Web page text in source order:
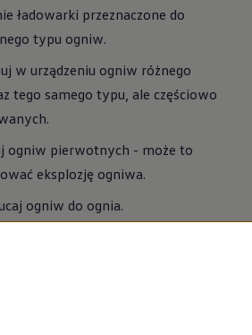
ładowarki przeznaczone do
typu ogniw.
w urządzeniu ogniw różnego
tego samego typu, ale częściowo
ogniw pierwotnych - może to
eksplozję ogniwa.
ogniw do ognia.